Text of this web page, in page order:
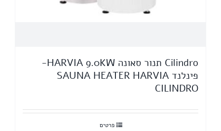
Cilindro תנור סאונה HARVIA 9.0KW-
פינלנד SAUNA HEATER HARVIA
CILINDRO
פרטים